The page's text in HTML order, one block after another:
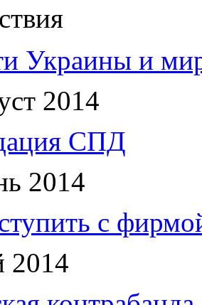
Украины и
2014
СПД
2014
с
2014